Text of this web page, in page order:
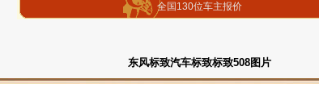
全国130位车主报价
东风标致汽车标致标致508图片